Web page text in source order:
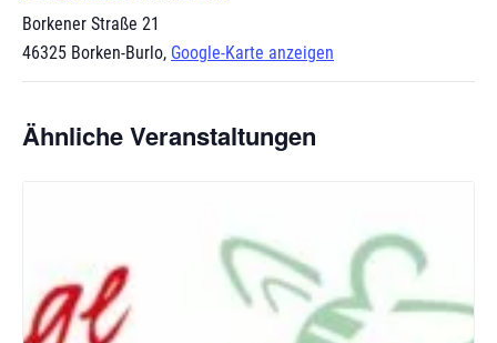
Borkener Straße 21
46325 Borken-Burlo, Google-Karte anzeigen
Ähnliche Veranstaltungen